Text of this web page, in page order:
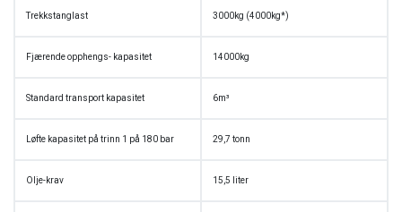
Trekkstanglast 3000kg (4000kg*)
Fjærende opphengs- kapasitet 14000kg
Standard transport kapasitet 6m³
Løfte kapasitet på trinn 1 på 180 bar 29,7 tonn
Olje-krav 15,5 liter